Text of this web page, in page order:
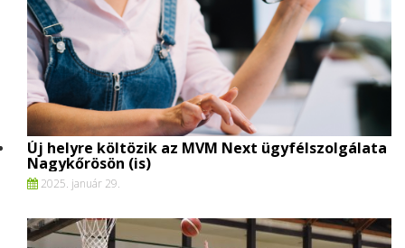
Új helyre költözik az MVM Next ügyfélszolgálata
Nagykőrösön (is)
2025. január 29.